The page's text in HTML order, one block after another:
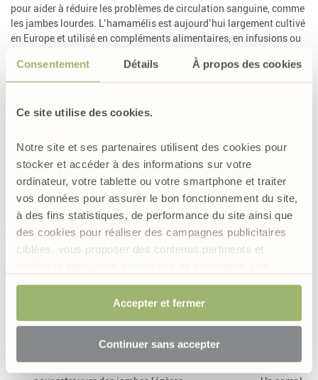
Consentement Détails À propos des cookies
Ce site utilise des cookies.
Notre site et ses partenaires utilisent des cookies pour
stocker et accéder à des informations sur votre
ordinateur, votre tablette ou votre smartphone et traiter
vos données pour assurer le bon fonctionnement du site,
à des fins statistiques, de performance du site ainsi que
des cookies pour réaliser des campagnes publicitaires
ciblées, vous proposer des contenus pertinents et
cookies permettant d’assurer le bon fonctionnement du
site sont obligatoires et sont de ce fait exemptés de
consentement. Votre choix sera conservé pendant 6
modifier votre choix et retirer votre consentement.
Accepter et fermer
Continuer sans accepter
pour aider à réduire les problèmes de circulation sanguine, comme
les jambes lourdes. L’hamamélis est aujourd’hui largement cultivé
en Europe et utilisé en compléments alimentaires, en infusions ou
4.9/